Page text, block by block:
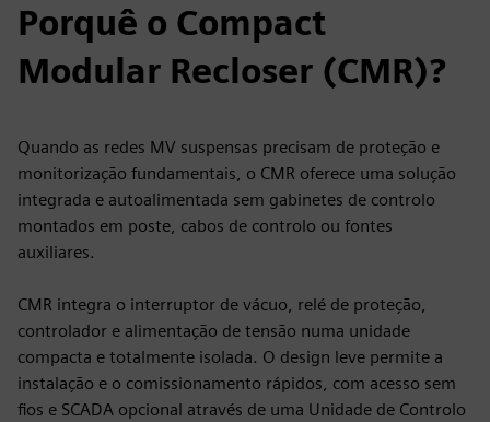
Porquê o Compact
Modular Recloser (CMR)?
Quando as redes MV suspensas precisam de proteção e
monitorização fundamentais, o CMR oferece uma solução
integrada e autoalimentada sem gabinetes de controlo
montados em poste, cabos de controlo ou fontes
auxiliares.
CMR integra o interruptor de vácuo, relé de proteção,
controlador e alimentação de tensão numa unidade
compacta e totalmente isolada. O design leve permite a
instalação e o comissionamento rápidos, com acesso sem
fios e SCADA opcional através de uma Unidade de Controlo